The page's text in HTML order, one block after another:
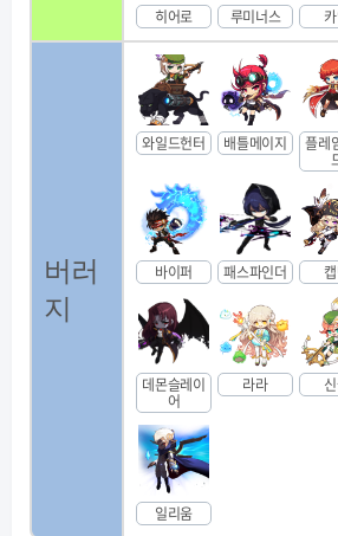
히어로 루미너스
버러
지
와일드헌터 배틀메이지 플레
바이퍼 패스파인더
데몬슬레이
어
라라
일리움